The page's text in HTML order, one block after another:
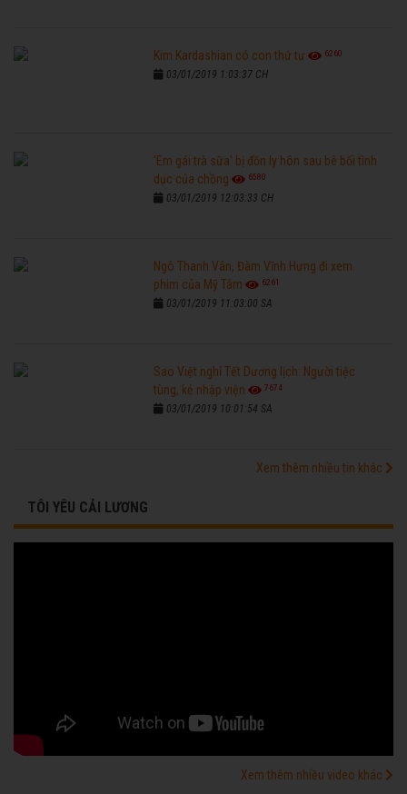
Kim Kardashian có con thứ tư 6260
03/01/2019 1:03:37 CH
'Em gái trà sữa' bị đồn ly hôn sau bê bối tình
dục của chồng
6580
03/01/2019 12:03:33 CH
Ngô Thanh Vân, Đàm Vĩnh Hưng đi xem
phim của Mỹ Tâm
6261
03/01/2019 11:03:00 SA
Sao Việt nghỉ Tết Dương lịch: Người tiệc
tùng, kẻ nhập viện
7674
03/01/2019 10:01:54 SA
Xem thêm nhiều tin khác
TÔI YÊU CẢI LƯƠNG
Xem thêm nhiều video khác